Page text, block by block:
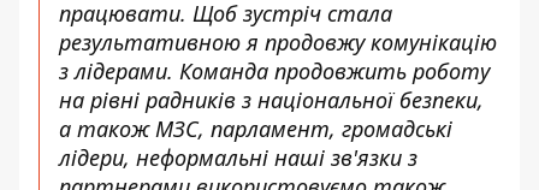
працювати. Щоб зустріч стала
результативною я продовжу комунікацію
з лідерами. Команда продовжить роботу
на рівні радників з національної безпеки,
а також МЗС, парламент, громадські
лідери, неформальні наші зв'язки з